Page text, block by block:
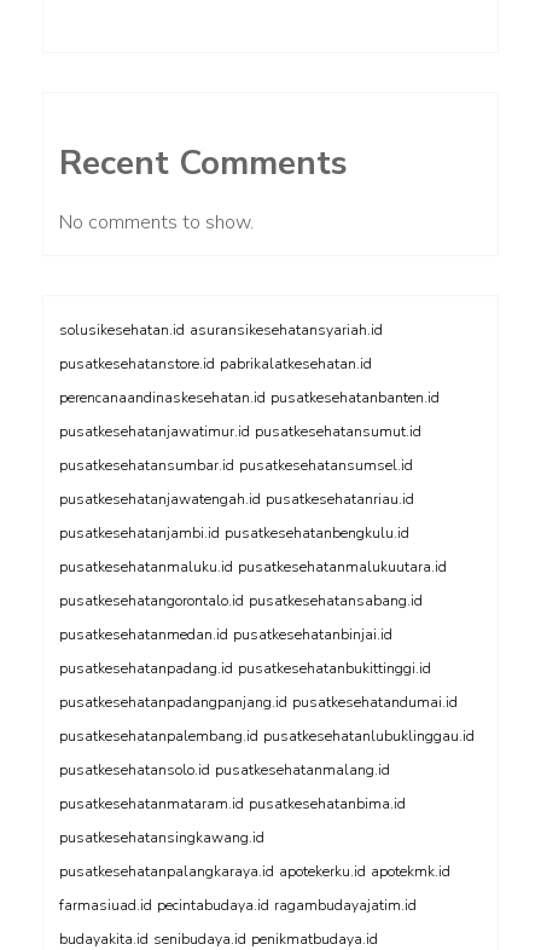
Recent Comments
No comments to show.
solusikesehatan.id asuransikesehatansyariah.id
pusatkesehatanstore.id pabrikalatkesehatan.id
perencanaandinaskesehatan.id pusatkesehatanbanten.id
pusatkesehatanjawatimur.id pusatkesehatansumut.id
pusatkesehatansumbar.id pusatkesehatansumsel.id
pusatkesehatanjawatengah.id pusatkesehatanriau.id
pusatkesehatanjambi.id pusatkesehatanbengkulu.id
pusatkesehatanmaluku.id pusatkesehatanmalukuutara.id
pusatkesehatangorontalo.id pusatkesehatansabang.id
pusatkesehatanmedan.id pusatkesehatanbinjai.id
pusatkesehatanpadang.id pusatkesehatanbukittinggi.id
pusatkesehatanpadangpanjang.id pusatkesehatandumai.id
pusatkesehatanpalembang.id pusatkesehatanlubuklinggau.id
pusatkesehatansolo.id pusatkesehatanmalang.id
pusatkesehatanmataram.id pusatkesehatanbima.id
pusatkesehatansingkawang.id
pusatkesehatanpalangkaraya.id apotekerku.id apotekmk.id
farmasiuad.id pecintabudaya.id ragambudayajatim.id
budayakita.id senibudaya.id penikmatbudaya.id